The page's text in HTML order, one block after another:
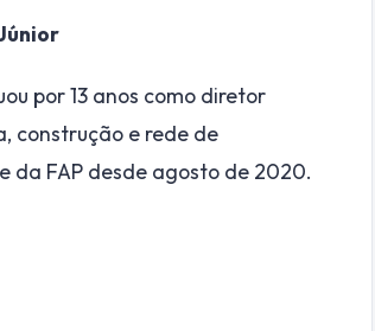
por 13 anos como diretor
construção e rede de
da FAP desde agosto de 2020.